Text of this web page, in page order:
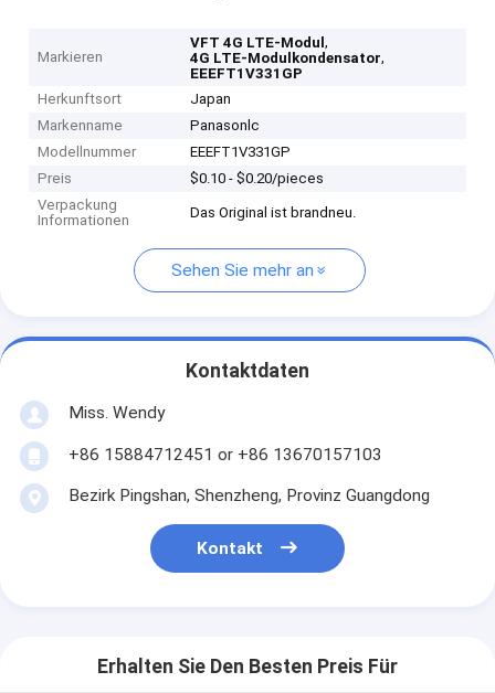
Markieren
VFT 4G LTE-Modul,
4G LTE-Modulkondensator,
EEEFT1V331GP
Herkunftsort
Japan
Markenname
Panasonlc
Modellnummer
EEEFT1V331GP
Preis
$0.10 - $0.20/pieces
Verpackung
Informationen
Das Original ist brandneu.
Sehen Sie mehr an
Kontaktdaten
Miss. Wendy
+86 15884712451 or +86 13670157103
Bezirk Pingshan, Shenzheng, Provinz Guangdong
Kontakt
Erhalten Sie Den Besten Preis Für